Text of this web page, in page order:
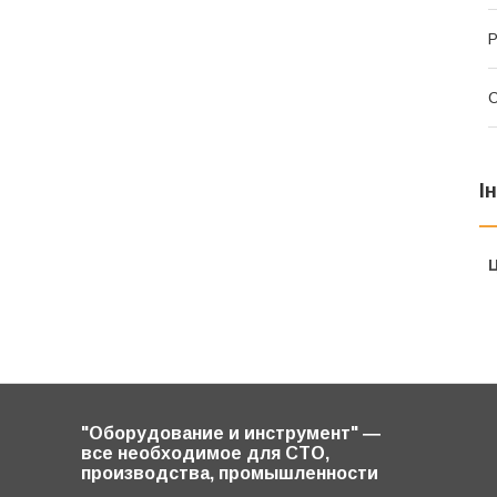
"Оборудование и инструмент" ―
все необходимое для СТО,
производства, промышленности